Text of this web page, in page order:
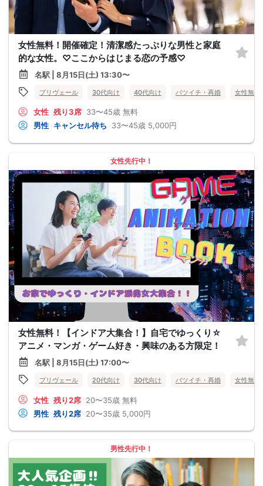
女性無料！開催確定！清潔感たっぷりな男性と家庭
的な女性。♡ここからはじまる恋の予感♡
名駅 | 8月15日(土) 13:30〜
プリヴェール 30代向け 40代向け バツイチ・再婚 女性無料
女性 残り3席 33〜45歳 無料
男性 キャンセル待ち 33〜45歳 5,000円
女性先行中！
女性無料！【インドア大集合！】自宅でゆっくり☆
アニメ・マンガ・ゲーム好き・興味のある方限定！
名駅 | 8月15日(土) 17:00〜
プリヴェール 20代向け 30代向け バツイチ・再婚 女性無料
女性 残り2席 20〜35歳 無料
男性 残り2席 20〜35歳 5,000円
男性先行中！